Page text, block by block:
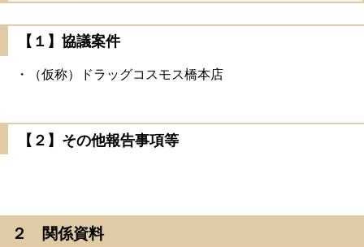
【１】協議案件
・（仮称）ドラッグコスモス橋本店
【２】その他報告事項等
２ 関係資料